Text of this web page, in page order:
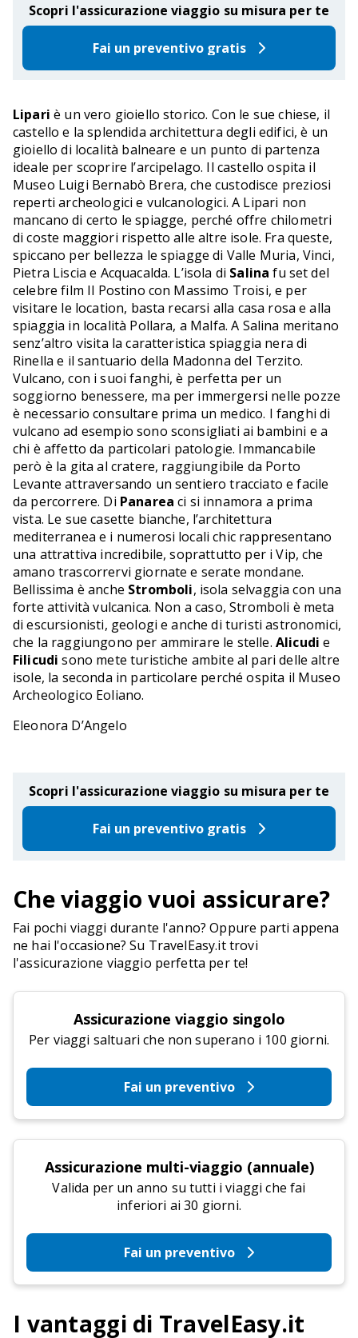
Scopri l'assicurazione viaggio su misura per te
Fai un preventivo gratis
Lipari è un vero gioiello storico. Con le sue chiese, il
castello e la splendida architettura degli edifici, è un
gioiello di località balneare e un punto di partenza
ideale per scoprire l’arcipelago. Il castello ospita il
Museo Luigi Bernabò Brera, che custodisce preziosi
reperti archeologici e vulcanologici. A Lipari non
mancano di certo le spiagge, perché offre chilometri
di coste maggiori rispetto alle altre isole. Fra queste,
spiccano per bellezza le spiagge di Valle Muria, Vinci,
Pietra Liscia e Acquacalda. L’isola di Salina fu set del
celebre film Il Postino con Massimo Troisi, e per
visitare le location, basta recarsi alla casa rosa e alla
spiaggia in località Pollara, a Malfa. A Salina meritano
senz’altro visita la caratteristica spiaggia nera di
Rinella e il santuario della Madonna del Terzito.
Vulcano, con i suoi fanghi, è perfetta per un
soggiorno benessere, ma per immergersi nelle pozze
è necessario consultare prima un medico. I fanghi di
vulcano ad esempio sono sconsigliati ai bambini e a
chi è affetto da particolari patologie. Immancabile
però è la gita al cratere, raggiungibile da Porto
Levante attraversando un sentiero tracciato e facile
da percorrere. Di Panarea ci si innamora a prima
vista. Le sue casette bianche, l’architettura
mediterranea e i numerosi locali chic rappresentano
una attrattiva incredibile, soprattutto per i Vip, che
amano trascorrervi giornate e serate mondane.
Bellissima è anche Stromboli, isola selvaggia con una
forte attività vulcanica. Non a caso, Stromboli è meta
di escursionisti, geologi e anche di turisti astronomici,
che la raggiungono per ammirare le stelle. Alicudi e
Filicudi sono mete turistiche ambite al pari delle altre
isole, la seconda in particolare perché ospita il Museo
Archeologico Eoliano.
Eleonora D’Angelo
Scopri l'assicurazione viaggio su misura per te
Fai un preventivo gratis
Che viaggio vuoi assicurare?
Fai pochi viaggi durante l'anno? Oppure parti appena
ne hai l'occasione? Su TravelEasy.it trovi
l'assicurazione viaggio perfetta per te!
Assicurazione viaggio singolo
Per viaggi saltuari che non superano i 100 giorni.
Fai un preventivo
Assicurazione multi-viaggio (annuale)
Valida per un anno su tutti i viaggi che fai
inferiori ai 30 giorni.
Fai un preventivo
I vantaggi di TravelEasy.it